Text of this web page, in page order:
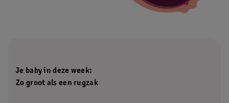
Je baby in deze week:
Zo groot als een rugzak